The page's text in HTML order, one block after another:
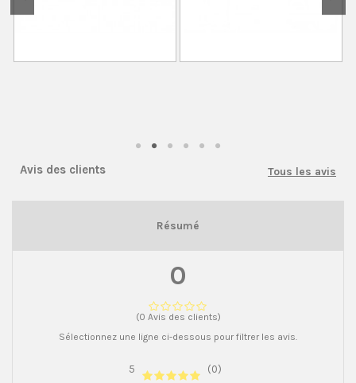
Avis des clients Tous les avis
Résumé
0
(0 Avis des clients)
Sélectionnez une ligne ci-dessous pour filtrer les avis.
5
(0)